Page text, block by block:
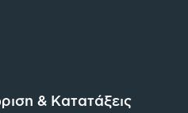
& Κατατάξεις